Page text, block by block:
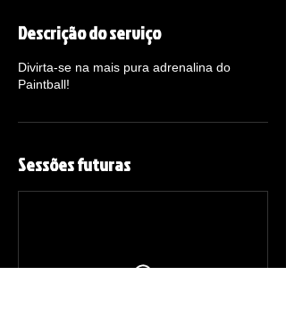
Descrição do serviço
Divirta-se na mais pura adrenalina do
Paintball!
Sessões futuras